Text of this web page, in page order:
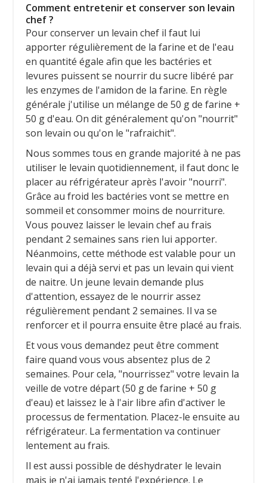
Comment entretenir et conserver son levain
chef ?
Pour conserver un levain chef il faut lui
apporter régulièrement de la farine et de l'eau
en quantité égale afin que les bactéries et
levures puissent se nourrir du sucre libéré par
les enzymes de l'amidon de la farine. En règle
générale j'utilise un mélange de 50 g de farine +
50 g d'eau. On dit généralement qu'on "nourrit"
son levain ou qu'on le "rafraichit".
Nous sommes tous en grande majorité à ne pas
utiliser le levain quotidiennement, il faut donc le
placer au réfrigérateur après l'avoir "nourri".
Grâce au froid les bactéries vont se mettre en
sommeil et consommer moins de nourriture.
Vous pouvez laisser le levain chef au frais
pendant 2 semaines sans rien lui apporter.
Néanmoins, cette méthode est valable pour un
levain qui a déjà servi et pas un levain qui vient
de naitre. Un jeune levain demande plus
d'attention, essayez de le nourrir assez
régulièrement pendant 2 semaines. Il va se
renforcer et il pourra ensuite être placé au frais.
Et vous vous demandez peut être comment
faire quand vous vous absentez plus de 2
semaines. Pour cela, "nourrissez" votre levain la
veille de votre départ (50 g de farine + 50 g
d'eau) et laissez le à l'air libre afin d'activer le
processus de fermentation. Placez-le ensuite au
réfrigérateur. La fermentation va continuer
lentement au frais.
Il est aussi possible de déshydrater le levain
mais je n'ai jamais tenté l'expérience. Le